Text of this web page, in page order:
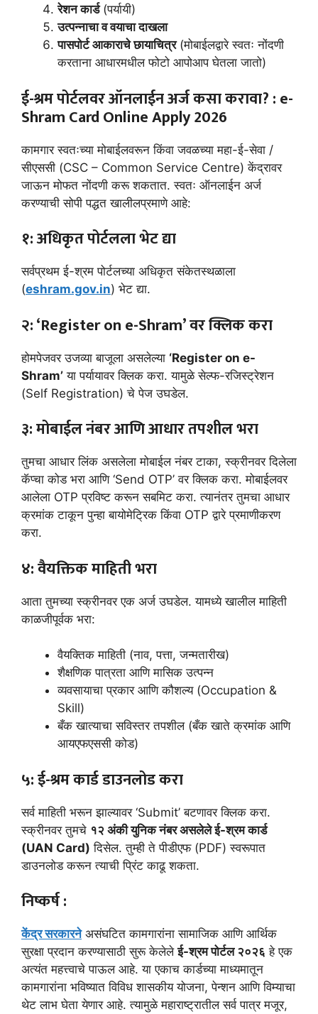
रेशन कार्ड(पर्यायी)
उत्पन्नाचा व वयाचा दाखला
पासपोर्ट आकाराचे छायाचित्र(मोबाईलद्वारे स्वतः नोंदणी
करताना आधारमधील फोटो आपोआप घेतला जातो)
ई-श्रम पोर्टलवर ऑनलाईन अर्ज कसा करावा? :e-
Shram Card Online Apply 2026
कामगार स्वतःच्या मोबाईलवरून किंवा जवळच्या महा-ई-सेवा /
सीएससी (CSC – Common Service Centre) केंद्रावर
जाऊन मोफत नोंदणी करू शकतात. स्वतः ऑनलाईन अर्ज
करण्याची सोपी पद्धत खालीलप्रमाणे आहे:
१: अधिकृत पोर्टलला भेट द्या
सर्वप्रथम ई-श्रम पोर्टलच्या अधिकृत संकेतस्थळाला
(eshram.gov.in) भेट द्या.
२: ‘Register on e-Shram’ वर क्लिक करा
होमपेजवर उजव्या बाजूला असलेल्या ‘Register on e-
Shram’ या पर्यायावर क्लिक करा. यामुळे सेल्फ-रजिस्ट्रेशन
(Self Registration) चे पेज उघडेल.
३: मोबाईल नंबर आणि आधार तपशील भरा
तुमचा आधार लिंक असलेला मोबाईल नंबर टाका, स्क्रीनवर दिलेला
कॅप्चा कोड भरा आणि ‘Send OTP’ वर क्लिक करा. मोबाईलवर
आलेला OTP प्रविष्ट करून सबमिट करा. त्यानंतर तुमचा आधार
क्रमांक टाकून पुन्हा बायोमेट्रिक किंवा OTP द्वारे प्रमाणीकरण
करा.
४: वैयक्तिक माहिती भरा
आता तुमच्या स्क्रीनवर एक अर्ज उघडेल. यामध्ये खालील माहिती
काळजीपूर्वक भरा:
वैयक्तिक माहिती (नाव, पत्ता, जन्मतारीख)
शैक्षणिक पात्रता आणि मासिक उत्पन्न
व्यवसायाचा प्रकार आणि कौशल्य (Occupation &
Skill)
बँक खात्याचा सविस्तर तपशील (बँक खाते क्रमांक आणि
आयएफएससी कोड)
५: ई-श्रम कार्ड डाउनलोड करा
सर्व माहिती भरून झाल्यावर ‘Submit’ बटणावर क्लिक करा.
स्क्रीनवर तुमचे १२ अंकी युनिक नंबर असलेले ई-श्रम कार्ड
(UAN Card) दिसेल. तुम्ही ते पीडीएफ (PDF) स्वरूपात
डाउनलोड करून त्याची प्रिंट काढू शकता.
निष्कर्ष :
केंद्र सरकारनेअसंघटित कामगारांना सामाजिक आणि आर्थिक
सुरक्षा प्रदान करण्यासाठी सुरू केलेलेई-श्रम पोर्टल २०२६ हे एक
अत्यंत महत्त्वाचे पाऊल आहे. या एकाच कार्डच्या माध्यमातून
कामगारांना भविष्यात विविध शासकीय योजना, पेन्शन आणि विम्याचा
थेट लाभ घेता येणार आहे. त्यामुळे महाराष्ट्रातील सर्व पात्र मजूर,